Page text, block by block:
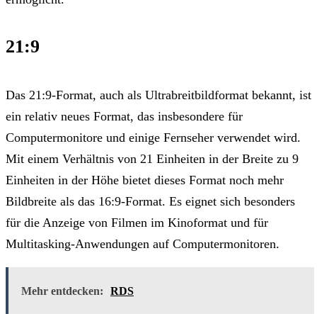
21:9
Das 21:9-Format, auch als Ultrabreitbildformat bekannt, ist
ein relativ neues Format, das insbesondere für
Computermonitore und einige Fernseher verwendet wird.
Mit einem Verhältnis von 21 Einheiten in der Breite zu 9
Einheiten in der Höhe bietet dieses Format noch mehr
Bildbreite als das 16:9-Format. Es eignet sich besonders
für die Anzeige von Filmen im Kinoformat und für
Multitasking-Anwendungen auf Computermonitoren.
Mehr entdecken: RDS